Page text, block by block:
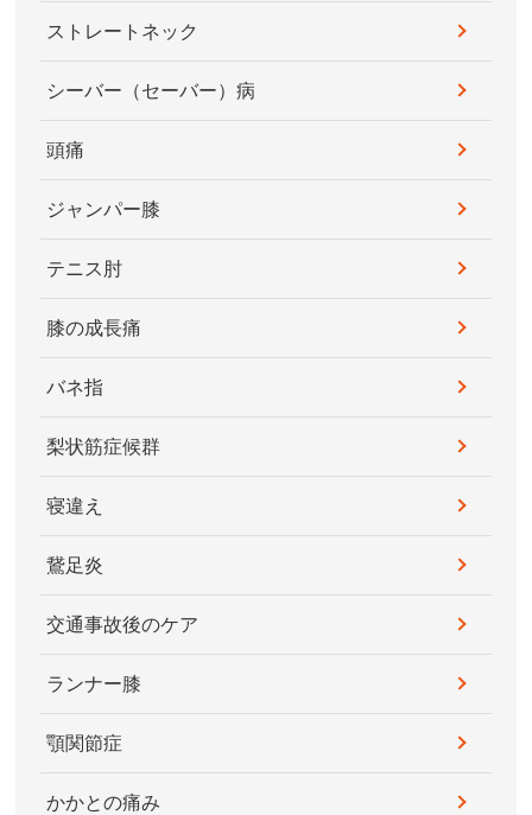
ストレートネック
シーバー（セーバー）病
頭痛
ジャンパー膝
テニス肘
膝の成長痛
バネ指
梨状筋症候群
寝違え
鵞足炎
交通事故後のケア
ランナー膝
顎関節症
かかとの痛み